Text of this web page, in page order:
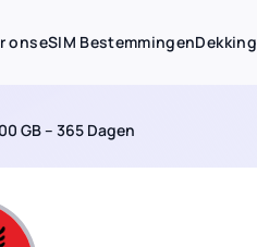
onseSIM BestemmingenDekking
GB – 365 Dagen